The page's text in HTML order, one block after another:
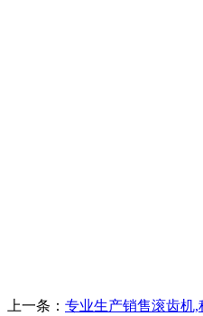
上一条： 专业生产销售滚齿机,